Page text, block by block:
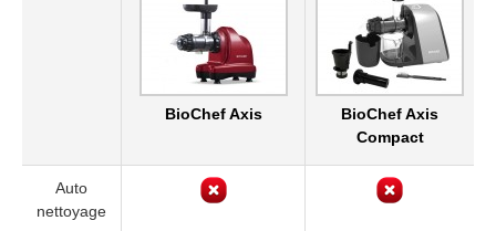
BioChef Axis
BioChef Axis
Compact
Auto
nettoyage